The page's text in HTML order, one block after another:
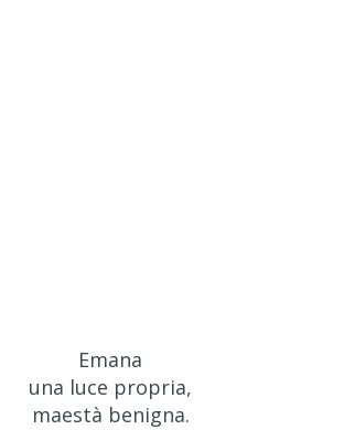
Emana
una luce propria,
maestà benigna.